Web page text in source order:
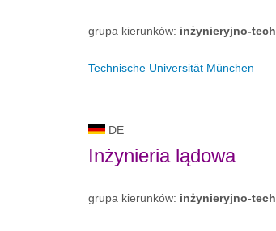
grupa kierunków: inżynieryjno-
Technische Universität München
DE
Inżynieria lądowa
grupa kierunków: inżynieryjno-